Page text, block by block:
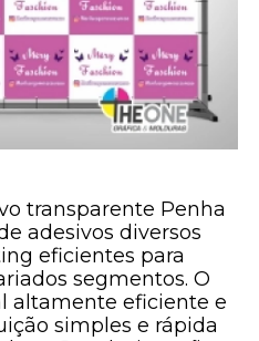
transparente Penha
adesivos diversos
eficientes para
segmentos. O
altamente eficiente e
simples e rápida